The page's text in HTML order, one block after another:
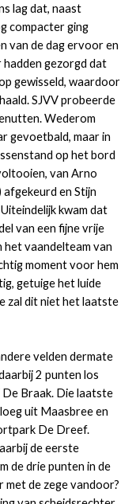
lag dat, naast
compacter ging
van de dag ervoor en
gezorgd dat
gewisseld, waardoor
SJVV probeerde
Wederom
gevoetbald, maar in
op het bord
van Arno
en Stijn
kwam dat
van een fijne vrije
het vaandelteam van
moment voor hem
getuige het luide
zal dit niet het laatste
velden dermate
2 punten los
Braak. Die laatste
uit Maasbree en
De Dreef.
de eerste
de drie punten in de
met de zege vandoor?